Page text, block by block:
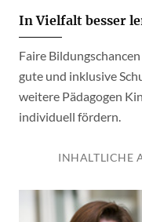
In Vielfalt besser
Faire
gute und inklusive
weitere Pädagogen
individuell fördern.
INHALTLICHE